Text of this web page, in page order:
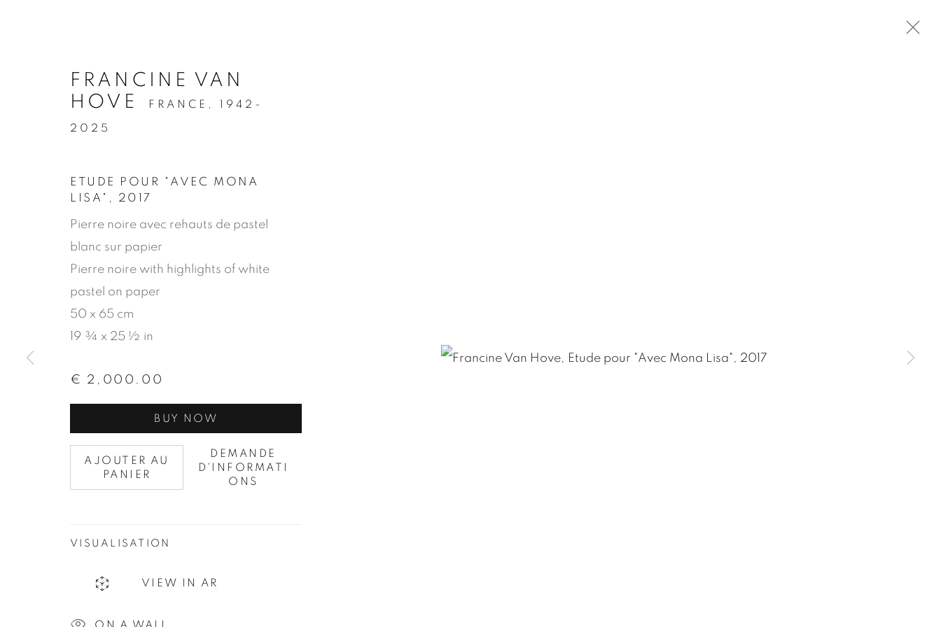
FRANCINE VAN
HOVE
FRANCE, 1942-
2025
ETUDE POUR "AVEC MONA
LISA"
2017
Pierre noire avec rehauts de pastel
blanc sur papier
Pierre noire with highlights of white
pastel on paper
50 x 65 cm
19 ¾ x 25 ½ in
€ 2,000.00
BUY NOW
AJOUTER AU
PANIER
DEMANDE
D'INFORMATI
ONS
VISUALISATION
VIEW IN AR
ON A WALL